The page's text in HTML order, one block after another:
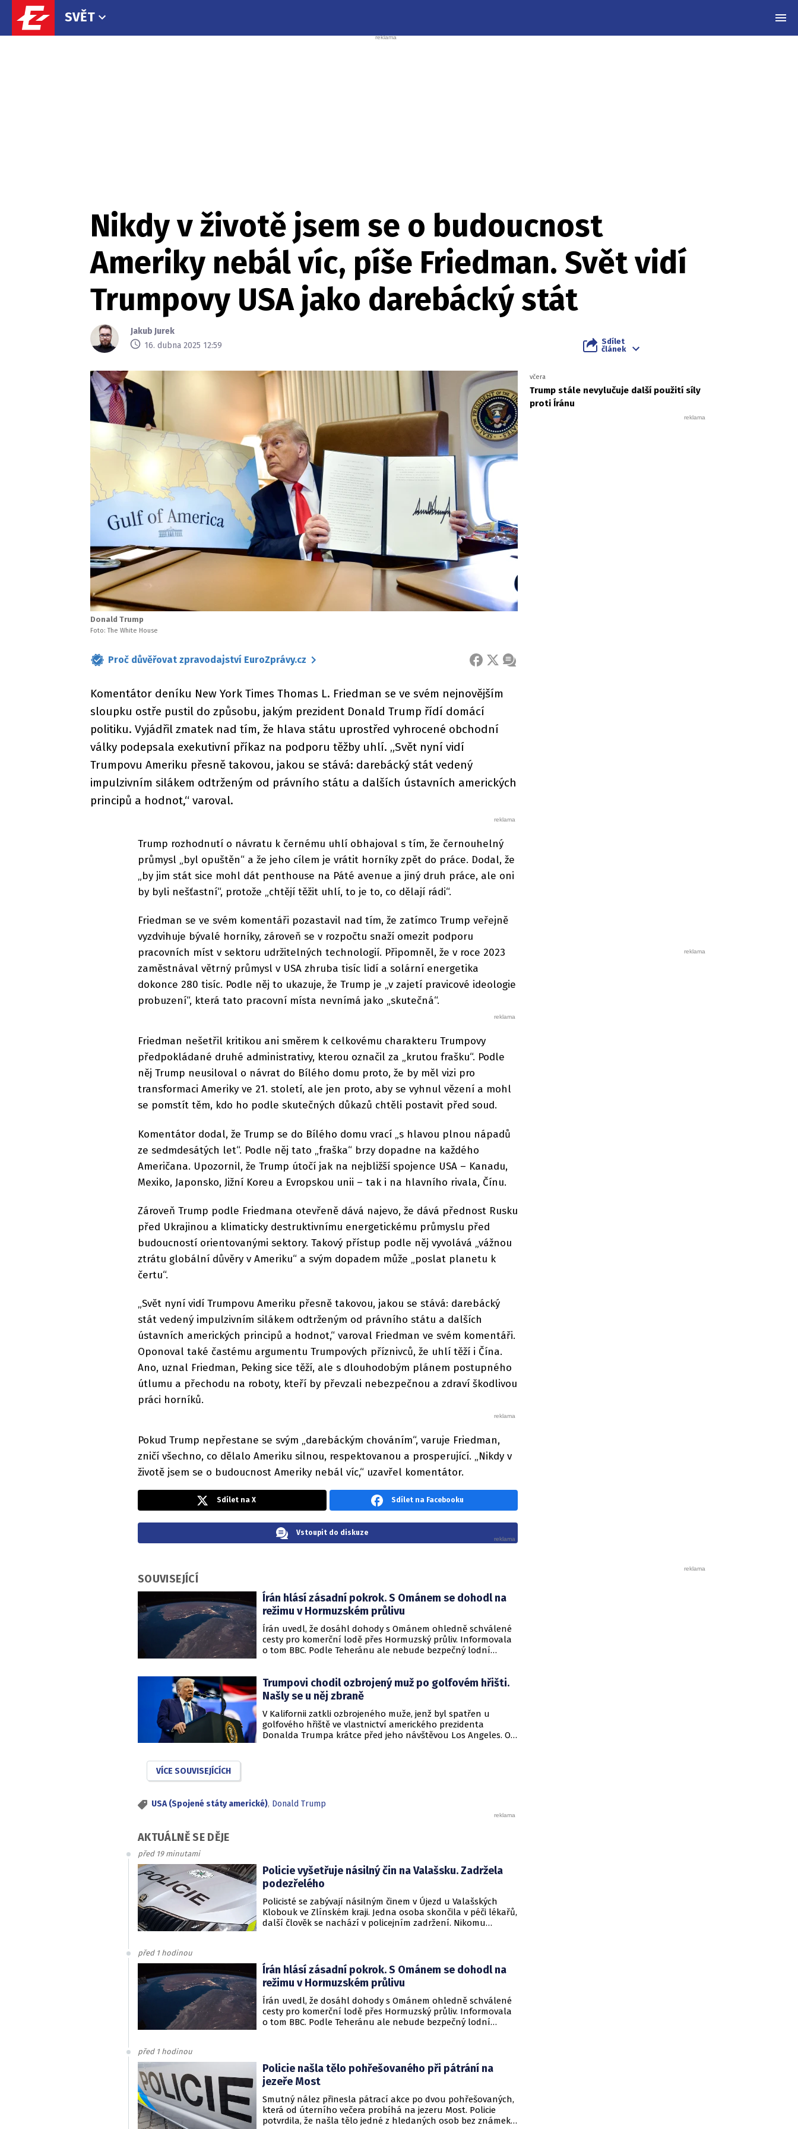
SVĚT
Nikdy v životě jsem se o budoucnost
Ameriky nebál víc, píše Friedman. Svět vidí
Trumpovy USA jako darebácký stát
Jakub Jurek
16. dubna 2025 12:59
Sdílet
článek
Donald Trump
Foto: The White House
Proč důvěřovat zpravodajství EuroZprávy.cz FACEBOOK
X ZPRÁVA
Komentátor deníku New York Times Thomas L. Friedman se ve svém nejnovějším
sloupku ostře pustil do způsobu, jakým prezident Donald Trump řídí domácí
politiku. Vyjádřil zmatek nad tím, že hlava státu uprostřed vyhrocené obchodní
války podepsala exekutivní příkaz na podporu těžby uhlí. „Svět nyní vidí
Trumpovu Ameriku přesně takovou, jakou se stává: darebácký stát vedený
impulzivním silákem odtrženým od právního státu a dalších ústavních amerických
principů a hodnot,“ varoval.
Trump rozhodnutí o návratu k černému uhlí obhajoval s tím, že černouhelný
průmysl „byl opuštěn“ a že jeho cílem je vrátit horníky zpět do práce. Dodal, že
„by jim stát sice mohl dát penthouse na Páté avenue a jiný druh práce, ale oni
by byli nešťastní“, protože „chtějí těžit uhlí, to je to, co dělají rádi“.
Friedman se ve svém komentáři pozastavil nad tím, že zatímco Trump veřejně
vyzdvihuje bývalé horníky, zároveň se v rozpočtu snaží omezit podporu
pracovních míst v sektoru udržitelných technologií. Připomněl, že v roce 2023
zaměstnával větrný průmysl v USA zhruba tisíc lidí a solární energetika
dokonce 280 tisíc. Podle něj to ukazuje, že Trump je „v zajetí pravicové ideologie
probuzení“, která tato pracovní místa nevnímá jako „skutečná“.
Friedman nešetřil kritikou ani směrem k celkovému charakteru Trumpovy
předpokládané druhé administrativy, kterou označil za „krutou frašku“. Podle
něj Trump neusiloval o návrat do Bílého domu proto, že by měl vizi pro
transformaci Ameriky ve 21. století, ale jen proto, aby se vyhnul vězení a mohl
se pomstít těm, kdo ho podle skutečných důkazů chtěli postavit před soud.
Komentátor dodal, že Trump se do Bílého domu vrací „s hlavou plnou nápadů
ze sedmdesátých let“. Podle něj tato „fraška“ brzy dopadne na každého
Američana. Upozornil, že Trump útočí jak na nejbližší spojence USA – Kanadu,
Mexiko, Japonsko, Jižní Koreu a Evropskou unii – tak i na hlavního rivala, Čínu.
Zároveň Trump podle Friedmana otevřeně dává najevo, že dává přednost Rusku
před Ukrajinou a klimaticky destruktivnímu energetickému průmyslu před
budoucností orientovanými sektory. Takový přístup podle něj vyvolává „vážnou
ztrátu globální důvěry v Ameriku“ a svým dopadem může „poslat planetu k
čertu“.
„Svět nyní vidí Trumpovu Ameriku přesně takovou, jakou se stává: darebácký
stát vedený impulzivním silákem odtrženým od právního státu a dalších
ústavních amerických principů a hodnot,“ varoval Friedman ve svém komentáři.
Oponoval také častému argumentu Trumpových příznivců, že uhlí těží i Čína.
Ano, uznal Friedman, Peking sice těží, ale s dlouhodobým plánem postupného
útlumu a přechodu na roboty, kteří by převzali nebezpečnou a zdraví škodlivou
práci horníků.
Pokud Trump nepřestane se svým „darebáckým chováním“, varuje Friedman,
zničí všechno, co dělalo Ameriku silnou, respektovanou a prosperující. „Nikdy v
životě jsem se o budoucnost Ameriky nebál víc,“ uzavřel komentátor.
včera
Trump stále nevylučuje další použití síly
proti Íránu
Sdílet na X Sdílet na Facebooku
Vstoupit do diskuze
SOUVISEJÍCÍ
Írán hlásí zásadní pokrok. S Ománem se dohodl na
režimu v Hormuzském průlivu
Írán uvedl, že dosáhl dohody s Ománem ohledně schválené
cesty pro komerční lodě přes Hormuzský průliv. Informovala
o tom BBC. Podle Teheránu ale nebude bezpečný lodní
Trumpovi chodil ozbrojený muž po golfovém hřišti.
Našly se u něj zbraně
V Kalifornii zatkli ozbrojeného muže, jenž byl spatřen u
golfového hřiště ve vlastnictví amerického prezidenta
Donalda Trumpa krátce před jeho návštěvou Los Angeles. O
VÍCE SOUVISEJÍCÍCH
USA (Spojené státy americké), Donald Trump
AKTUÁLNĚ SE DĚJE
před 19 minutami
Policie vyšetřuje násilný čin na Valašsku. Zadržela
podezřelého
Policisté se zabývají násilným činem v Újezd u Valašských
Klobouk ve Zlínském kraji. Jedna osoba skončila v péči lékařů,
další člověk se nachází v policejním zadržení. Nikomu
před 1 hodinou
Írán hlásí zásadní pokrok. S Ománem se dohodl na
režimu v Hormuzském průlivu
Írán uvedl, že dosáhl dohody s Ománem ohledně schválené
cesty pro komerční lodě přes Hormuzský průliv. Informovala
o tom BBC. Podle Teheránu ale nebude bezpečný lodní
před 1 hodinou
Policie našla tělo pohřešovaného při pátrání na
jezeře Most
Smutný nález přinesla pátrací akce po dvou pohřešovaných,
která od úterního večera probíhá na jezeru Most. Policie
potvrdila, že našla tělo jedné z hledaných osob bez známek